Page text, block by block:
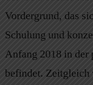
Vordergrund, das
Schulung und
Anfang 2018 in der
befindet. Zeitgleich